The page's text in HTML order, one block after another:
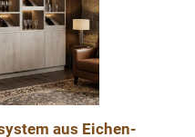
aus Eichen-